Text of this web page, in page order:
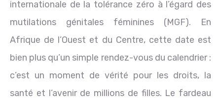
internationale de la tolérance zéro à l’égard des
mutilations génitales féminines (MGF). En
Afrique de l’Ouest et du Centre, cette date est
bien plus qu’un simple rendez-vous du calendrier :
c’est un moment de vérité pour les droits, la
santé et l’avenir de millions de filles. Le fardeau